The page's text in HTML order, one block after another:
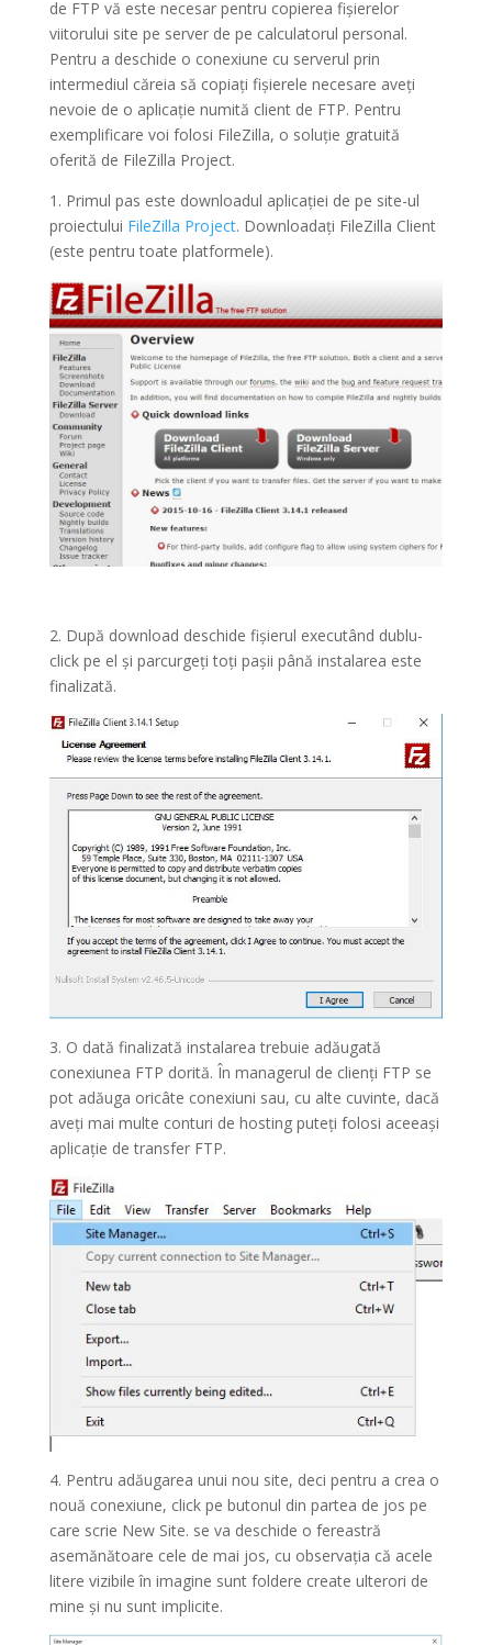
de FTP vă este necesar pentru copierea fișierelor
viitorului site pe server de pe calculatorul personal.
Pentru a deschide o conexiune cu serverul prin
intermediul căreia să copiați fișierele necesare aveți
nevoie de o aplicație numită client de FTP. Pentru
exemplificare voi folosi FileZilla, o soluție gratuită
oferită de FileZilla Project.
1. Primul pas este downloadul aplicației de pe site-ul
proiectului FileZilla Project. Downloadați FileZilla Client
(este pentru toate platformele).
2. După download deschide fișierul executând dublu-
click pe el și parcurgeți toți pașii până instalarea este
finalizată.
3. O dată finalizată instalarea trebuie adăugată
conexiunea FTP dorită. În managerul de clienți FTP se
pot adăuga oricâte conexiuni sau, cu alte cuvinte, dacă
aveți mai multe conturi de hosting puteți folosi aceeași
aplicație de transfer FTP.
4. Pentru adăugarea unui nou site, deci pentru a crea o
nouă conexiune, click pe butonul din partea de jos pe
care scrie New Site. se va deschide o fereastră
asemănătoare cele de mai jos, cu observația că acele
litere vizibile în imagine sunt foldere create ulterori de
mine și nu sunt implicite.